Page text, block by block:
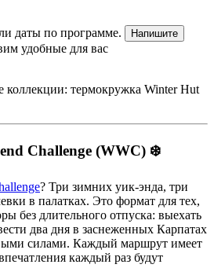
даты по программе.
Напишите
удобные для вас
коллекции: термокружка Winter Hut
Challenge (WWC) ❄️
? Три зимних уик-энда, три
в палатках. Это формат для тех,
без длительного отпуска: выехать
два дня в заснеженных Карпатах
силами. Каждый маршрут имеет
каждый раз будут